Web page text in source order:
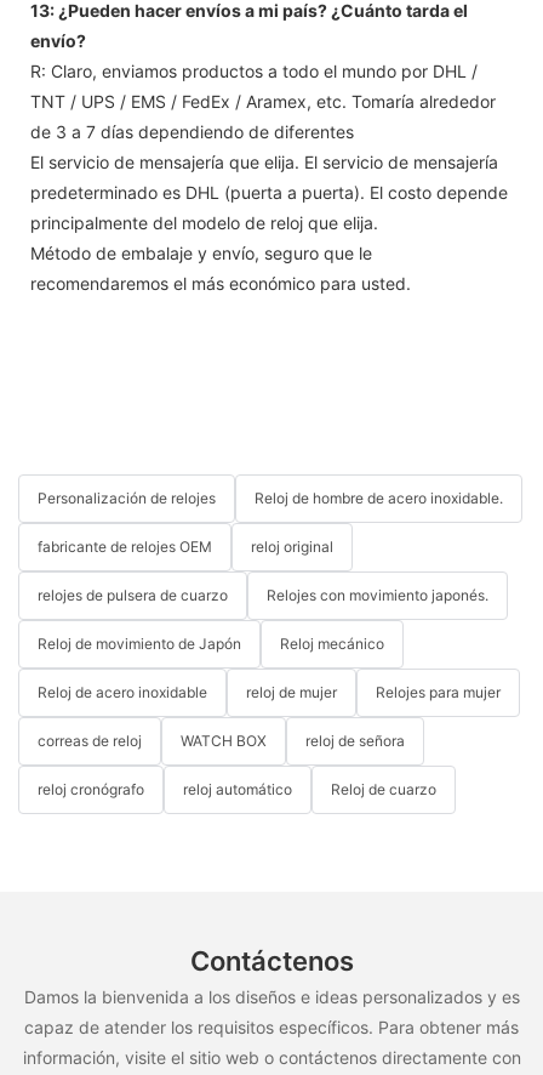
13: ¿Pueden hacer envíos a mi país? ¿Cuánto tarda el
envío?
R: Claro, enviamos productos a todo el mundo por DHL /
TNT / UPS / EMS / FedEx / Aramex, etc. Tomaría alrededor
de 3 a 7 días dependiendo de diferentes
El servicio de mensajería que elija. El servicio de mensajería
predeterminado es DHL (puerta a puerta). El costo depende
principalmente del modelo de reloj que elija.
Método de embalaje y envío, seguro que le
recomendaremos el más económico para usted.
Personalización de relojes Reloj de hombre de acero inoxidable.
fabricante de relojes OEM reloj original
relojes de pulsera de cuarzo Relojes con movimiento japonés.
Reloj de movimiento de Japón Reloj mecánico
Reloj de acero inoxidable reloj de mujer Relojes para mujer
correas de reloj WATCH BOX reloj de señora
reloj cronógrafo reloj automático Reloj de cuarzo
Contáctenos
Damos la bienvenida a los diseños e ideas personalizados y es
capaz de atender los requisitos específicos. Para obtener más
información, visite el sitio web o contáctenos directamente con